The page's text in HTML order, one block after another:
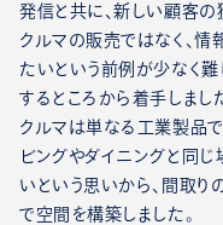
発信と共に、新しい顧客の
クルマの販売ではなく、情
たいという前例が少なく
するところから着手しまし
クルマは単なる工業製品で
ビングやダイニングと同
いという思いから、間取
で空間を構築しました。